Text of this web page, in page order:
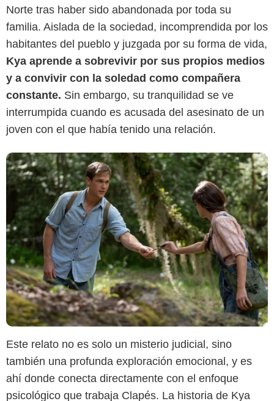
Norte tras haber sido abandonada por toda su
familia. Aislada de la sociedad, incomprendida por los
habitantes del pueblo y juzgada por su forma de vida,
Kya aprende a sobrevivir por sus propios medios
y a convivir con la soledad como compañera
constante. Sin embargo, su tranquilidad se ve
interrumpida cuando es acusada del asesinato de un
joven con el que había tenido una relación.
Este relato no es solo un misterio judicial, sino
también una profunda exploración emocional, y es
ahí donde conecta directamente con el enfoque
psicológico que trabaja Clapés. La historia de Kya